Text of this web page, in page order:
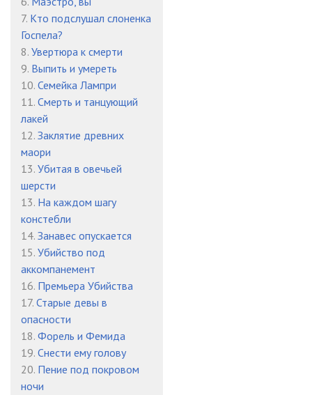
Глава 10-0
Глава 10-1
Глава 11-0
Глава 11-1
Глава 11-2
Глава 12-0
Глава 12-1
Глава 12-2
Глава 13-0
Глава 13-1
Глава 13-2
Глава 14-0
Глава 14-1
7. Кто подслушал слоненка
Госпела?
8. Увертюра к смерти
9. Выпить и умереть
10. Семейка Лампри
11. Смерть и танцующий
лакей
12. Заклятие древних
маори
13. Убитая в овечьей
шерсти
13. На каждом шагу
констебли
14. Занавес опускается
15. Убийство под
аккомпанемент
16. Премьера Убийства
17. Старые девы в
опасности
18. Форель и Фемида
19. Снести ему голову
20. Пение под покровом
ночи